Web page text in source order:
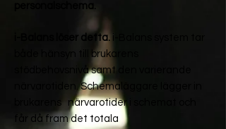
personalschema.
i-Balans löser detta.
både hänsyn till brukarens
stödbehovsnivå samt den varierande
närvarotiden. Schemaläggare lägger in
brukarens närvarotider i schemat och
får då fram det totala